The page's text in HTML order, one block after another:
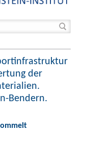
der
Bendern.